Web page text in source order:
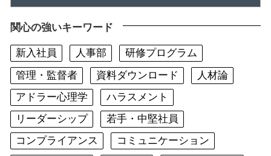
関心の強いキーワード
新入社員 人事部
研修プログラム
管理・監督者
資料ダウンロード
人材論
アドラー心理学
ハラスメント
リーダーシップ
若手・中堅社員
コンプライアンス
コミュニケーション